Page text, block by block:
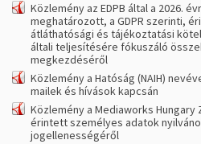
Közlemény az EDPB által a 2026.
meghatározott, a GDPR szerinti,
átláthatósági és tájékoztatási
általi teljesítésére fókuszáló
megkezdéséről
Közlemény a Hatóság (NAIH)
mailek és hívások kapcsán
Közlemény a Mediaworks
érintett személyes adatok
jogellenességéről